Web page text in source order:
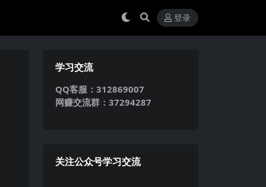
登录
学习交流
QQ客服：312869007
网赚交流群：37294287
关注公众号学习交流